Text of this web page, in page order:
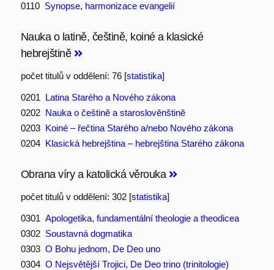
0110 Synopse, harmonizace evangelií
Nauka o latině, češtině, koiné a klasické
hebrejštině
počet titulů v oddělení: 76 [statistika]
0201 Latina Starého a Nového zákona
0202 Nauka o češtině a staroslověnštině
0203 Koiné – řečtina Starého a/nebo Nového zákona
0204 Klasická hebrejština – hebrejština Starého zákona
Obrana víry a katolická věrouka
počet titulů v oddělení: 302 [statistika]
0301 Apologetika, fundamentální theologie a theodicea
0302 Soustavná dogmatika
0303 O Bohu jednom, De Deo uno
0304 O Nejsvětější Trojici, De Deo trino (trinitologie)